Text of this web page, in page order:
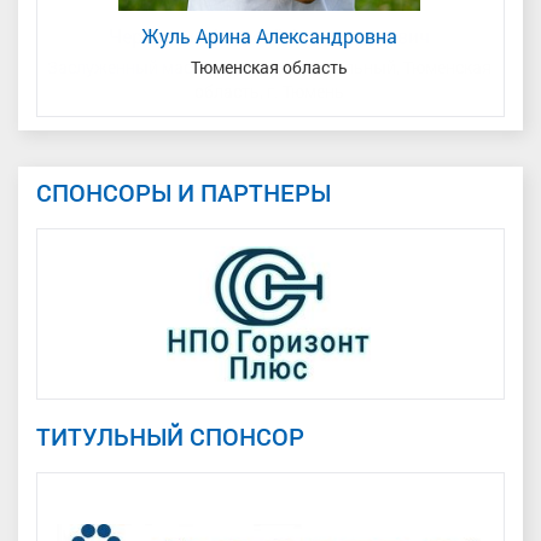
Жуль Арина Александровна
Тюменская область
СПОНСОРЫ И ПАРТНЕРЫ
ТИТУЛЬНЫЙ СПОНСОР